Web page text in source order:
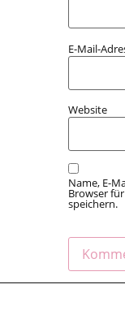
E-Mail-
Website
Name, E-
Browser
speichern.